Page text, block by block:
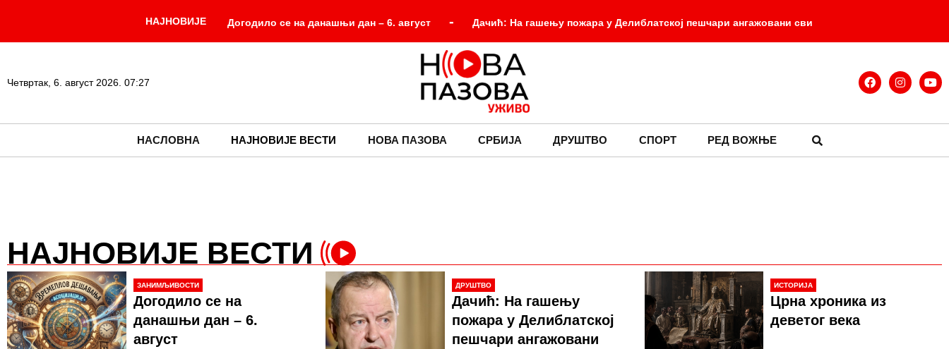
НАЈНОВИЈЕ Догодило се на данашњи дан – 6. август - Дачић: На гашењу пожара у Делиблатској пешчари ангажовани сви
Црна хроника из деветог века -
сутра на дочеку припадника МУП-а који су учествовали у гашењу пожара у Шпанији
Четвртак, 6. август 2026. 07:27
НАСЛОВНА НАЈНОВИЈЕ ВЕСТИ НОВА ПАЗОВА СРБИЈА ДРУШТВО СПОРТ РЕД ВОЖЊЕ
НАЈНОВИЈЕ ВЕСТИ
ЗАНИМЉИВОСТИ
Догодило се на
данашњи дан – 6.
август
ДРУШТВО
Дачић: На гашењу
пожара у Делиблатској
пешчари ангажовани
ИСТОРИЈА
Црна хроника из
деветог века